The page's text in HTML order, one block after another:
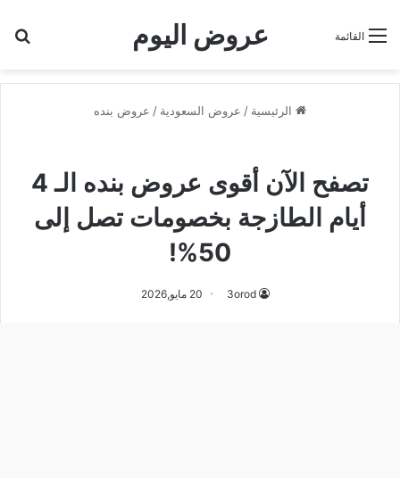
عروض اليوم القائمة
الرئيسية / عروض السعودية / عروض بنده
تصفح الآن أقوى عروض بنده الـ 4
أيام الطازجة بخصومات تصل إلى
50%!
3orod 20 مايو,2026